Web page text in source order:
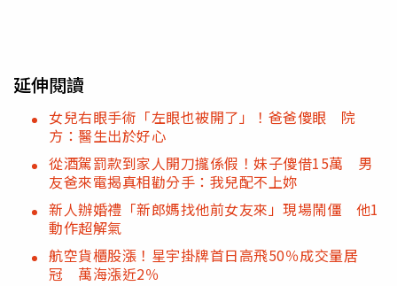
延伸閱讀
女兒右眼手術「左眼也被開了」！爸爸傻眼 院
方：醫生出於好心
從酒駕罰款到家人開刀攏係假！妹子傻借15萬 男
友爸來電揭真相勸分手：我兒配不上妳
新人辦婚禮「新郎媽找他前女友來」現場鬧僵 他1
動作超解氣
航空貨櫃股漲！星宇掛牌首日高飛50％成交量居
冠 萬海漲近2％